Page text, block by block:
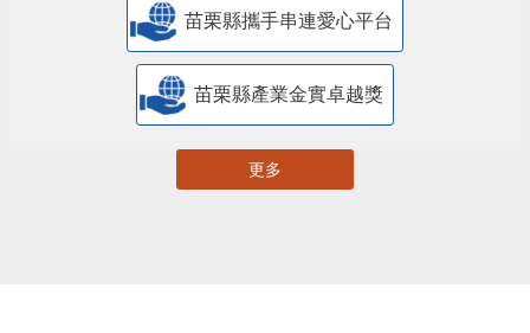
苗栗縣攜手串連愛心平台
苗栗縣產業金實卓越獎
更多